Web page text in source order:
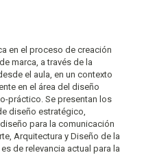
en el proceso de creación
marca, a través de la
el aula, en un contexto
en el área del diseño
práctico. Se presentan los
diseño estratégico,
para la comunicación
Arquitectura y Diseño de la
de relevancia actual para la